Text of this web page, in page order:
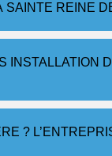
SAINTE REINE
INSTALLATION
?